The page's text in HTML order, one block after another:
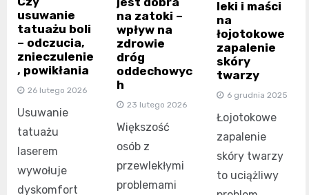
usuwanie
tatuażu boli
– odczucia,
znieczulenie
, powikłania
26 lutego 2026
Usuwanie
tatuażu
laserem
wywołuje
dyskomfort
na zatoki –
wpływ na
zdrowie
dróg
oddechowyc
h
23 lutego 2026
Większość
osób z
przewlekłymi
problemami
leki i maści
na
łojotokowe
zapalenie
skóry
twarzy
6 grudnia 2025
Łojotokowe
zapalenie
skóry twarzy
to uciążliwy